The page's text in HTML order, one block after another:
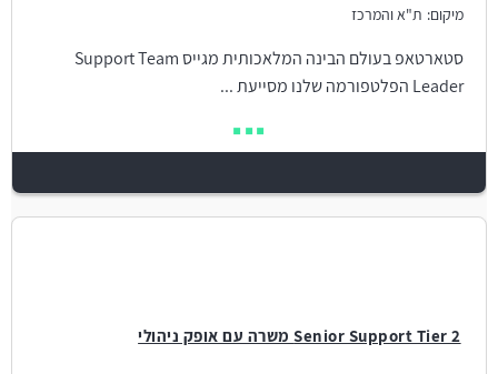
מיקום: ת"א והמרכז
סטארטאפ בעולם הבינה המלאכותית מגייס Support Team
Leader הפלטפורמה שלנו מסייעת ...
Senior Support Tier 2 משרה עם אופק ניהולי